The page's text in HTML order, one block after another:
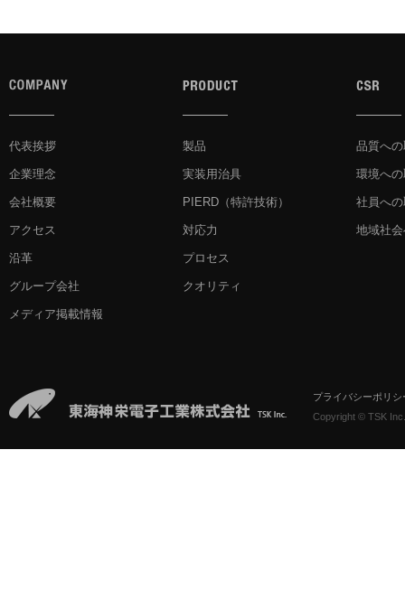
代表挨拶
企業理念
会社概要
アクセス
沿革
グループ会社
メディア掲載情報
製品
実装用治具
PIERD （特許技術）
対応力
プロセス
クオリティ
品質へ
環境へ
社員へ
地域社
プライバシーポリシ
Copyright © TSK